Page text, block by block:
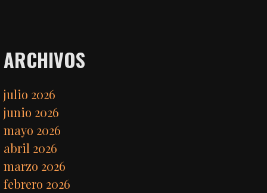
ARCHIVOS
julio 2026
junio 2026
mayo 2026
abril 2026
marzo 2026
febrero 2026